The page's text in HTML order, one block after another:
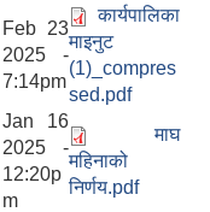
Feb 23
2025 -
7:14pm
कार्यपालिका
माइनुट
(1)_compres
sed.pdf
Jan 16
2025 -
12:20p
m
माघ
महिनाको
निर्णय.pdf